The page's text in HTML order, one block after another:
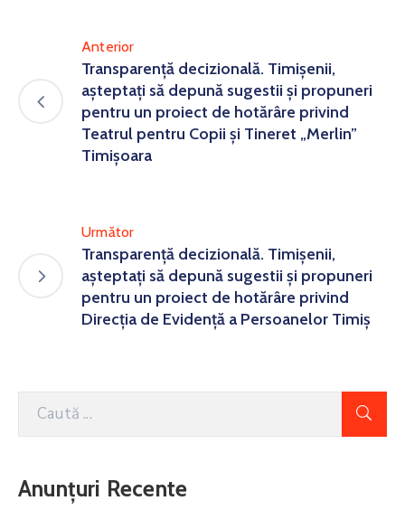
Anterior
Transparență decizională. Timișenii,
așteptați să depună sugestii și propuneri
pentru un proiect de hotărâre privind
Teatrul pentru Copii și Tineret „Merlin”
Timișoara
Următor
Transparență decizională. Timișenii,
așteptați să depună sugestii și propuneri
pentru un proiect de hotărâre privind
Direcția de Evidență a Persoanelor Timiș
Anunțuri Recente